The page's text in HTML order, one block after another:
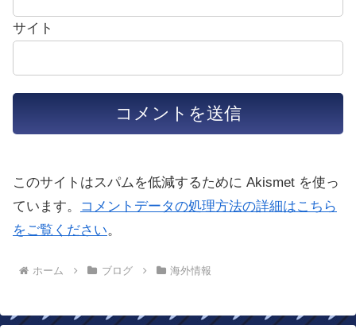
サイト
このサイトはスパムを低減するために Akismet を使っ
ています。
コメントデータの処理方法の詳細はこちら
をご覧ください。
ホーム ブログ 海外情報